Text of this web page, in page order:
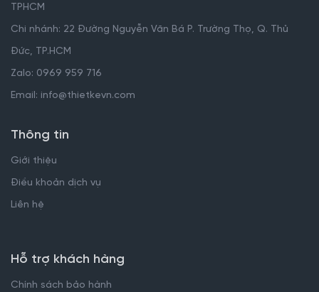
TPHCM
Chi nhánh: 22 Đường Nguyễn Văn Bá P. Trường Thọ, Q. Thủ
Đức, TP.HCM
Zalo: 0969 959 716
Email: info@thietkevn.com
Thông tin
Giới thiệu
Điều khoản dịch vụ
Liên hệ
Hỗ trợ khách hàng
Chính sách bảo hành